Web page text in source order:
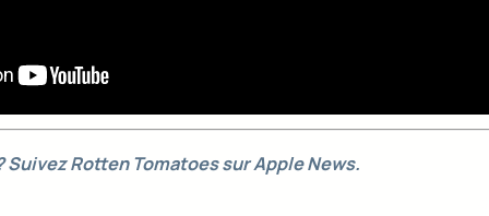
Suivez Rotten Tomatoes sur Apple News.